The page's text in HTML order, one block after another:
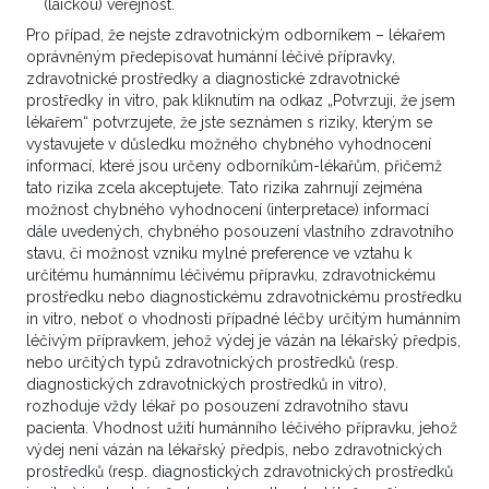
Další případy
Onkolog, Urolog
Ďalšia liečba pac. po CRS
premetastický mucinózny karcinóm s
origom v LAMN/HAMN appendixu
5. 12. 2024 06:41
Dobrý deň vážené kolégium, chcel by som sa
poradiť ohľadne ďalšieho terapeutického postupu
u 64 ročnej pacientky u ktorej realizovaná
16.10.2024 CRS CC0/1: proctocolectomia
subtotalis, HYE+ADE bilat., stripping pelvis minoris,
peritonectomia subtotal...
VÍCE ZDE
(laickou) veřejnost.
Pro případ, že nejste zdravotnickým odborníkem – lékařem
oprávněným předepisovat humánní léčivé přípravky,
zdravotnické prostředky a diagnostické zdravotnické
prostředky in vitro, pak kliknutím na odkaz „Potvrzuji, že jsem
lékařem“ potvrzujete, že jste seznámen s riziky, kterým se
vystavujete v důsledku možného chybného vyhodnocení
informací, které jsou určeny odborníkům-lékařům, přičemž
tato rizika zcela akceptujete. Tato rizika zahrnují zejména
možnost chybného vyhodnocení (interpretace) informací
dále uvedených, chybného posouzení vlastního zdravotního
stavu, či možnost vzniku mylné preference ve vztahu k
určitému humánnímu léčivému přípravku, zdravotnickému
prostředku nebo diagnostickému zdravotnickému prostředku
in vitro, neboť o vhodnosti případné léčby určitým humánním
léčivým přípravkem, jehož výdej je vázán na lékařský předpis,
nebo určitých typů zdravotnických prostředků (resp.
diagnostických zdravotnických prostředků in vitro),
rozhoduje vždy lékař po posouzení zdravotního stavu
pacienta. Vhodnost užití humánního léčivého přípravku, jehož
výdej není vázán na lékařský předpis, nebo zdravotnických
prostředků (resp. diagnostických zdravotnických prostředků